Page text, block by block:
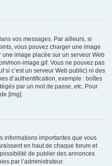
vos messages. Par ailleurs, si
vous pouvez charger une image
image placée sur un serveur Web
mon-image.gif. Vous ne pouvez pas
si c’est un serveur Web public) ni des
d’authentification, exemple : boîtes
par un mot de passe, etc. Pour
[img].
informations importantes que vous
en haut de chaque forum et
de publier des annonces
par l’administrateur.